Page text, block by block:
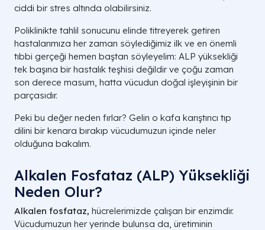
ciddi bir stres altında olabilirsiniz.
Poliklinikte tahlil sonucunu elinde titreyerek getiren
hastalarımıza her zaman söylediğimiz ilk ve en önemli
tıbbi gerçeği hemen baştan söyleyelim: ALP yüksekliği
tek başına bir hastalık teşhisi değildir ve çoğu zaman
son derece masum, hatta vücudun doğal işleyişinin bir
parçasıdır.
Peki bu değer neden fırlar? Gelin o kafa karıştırıcı tıp
dilini bir kenara bırakıp vücudumuzun içinde neler
olduğuna bakalım.
Alkalen Fosfataz (ALP) Yüksekliği
Neden Olur?
Alkalen fosfataz, hücrelerimizde çalışan bir enzimdir.
Vücudumuzun her yerinde bulunsa da, üretiminin